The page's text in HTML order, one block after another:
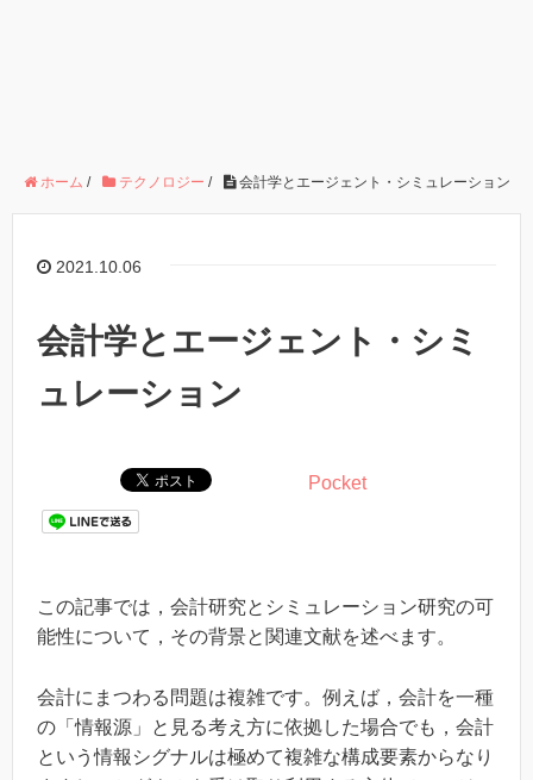
ホーム / テクノロジー / 会計学とエージェント・シミュレーション
2021.10.06
会計学とエージェント・シミ
ュレーション
Pocket
この記事では，会計研究とシミュレーション研究の可
能性について，その背景と関連文献を述べます。
会計にまつわる問題は複雑です。例えば，会計を一種
の「情報源」と見る考え方に依拠した場合でも，会計
という情報シグナルは極めて複雑な構成要素からなり